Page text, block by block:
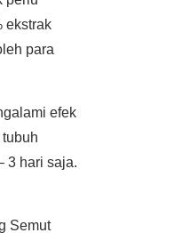
ekstrak
para
efek
3 hari saja.
Semut